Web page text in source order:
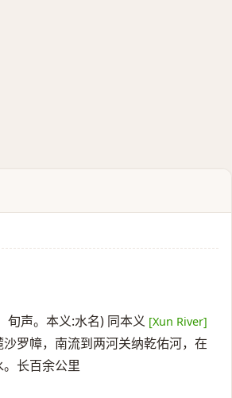
旬声。本义:水名) 同本义 [Xun River]
罗幛，南流到两河关纳乾佑河，在
长百余公里